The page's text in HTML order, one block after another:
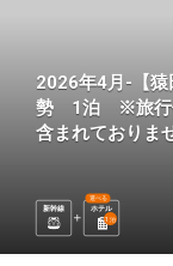
2026年4月-【猿
勢 1泊 ※旅行代
含まれておりま
新幹線 ホテル
選べる
1 泊